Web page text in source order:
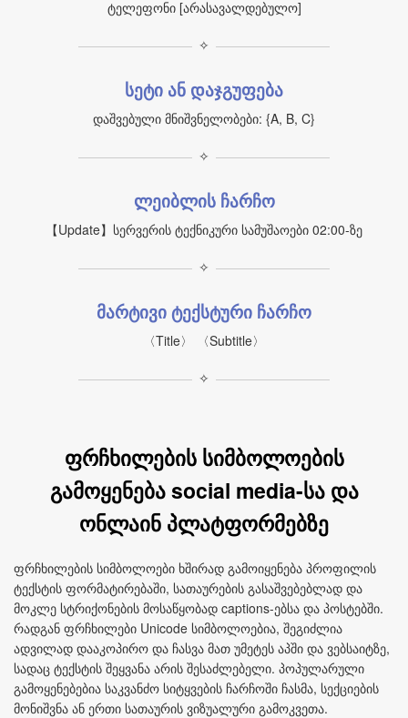
ტელეფონი [არასავალდებულო]
✧
სეტი ან დაჯგუფება
დაშვებული მნიშვნელობები: {A, B, C}
✧
ლეიბლის ჩარჩო
【Update】სერვერის ტექნიკური სამუშაოები 02:00-ზე
✧
მარტივი ტექსტური ჩარჩო
〈Title〉 〈Subtitle〉
✧
ფრჩხილების სიმბოლოების
გამოყენება social media-სა და
ონლაინ პლატფორმებზე
ფრჩხილების სიმბოლოები ხშირად გამოიყენება პროფილის
ტექსტის ფორმატირებაში, სათაურების გასაშვებებლად და
მოკლე სტრიქონების მოსაწყობად captions-ებსა და პოსტებში.
რადგან ფრჩხილები Unicode სიმბოლოებია, შეგიძლია
ადვილად დააკოპირო და ჩასვა მათ უმეტეს აპში და ვებსაიტზე,
სადაც ტექსტის შეყვანა არის შესაძლებელი. პოპულარული
გამოყენებებია საკვანძო სიტყვების ჩარჩოში ჩასმა, სექციების
მონიშვნა ან ერთი სათაურის ვიზუალური გამოკვეთა.